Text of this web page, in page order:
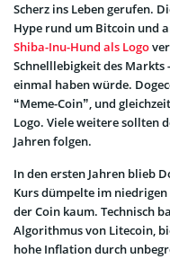
Scherz ins Leben gerufen.
Hype rund um Bitcoin und
Shiba-Inu-Hund als Logo
Schnelllebigkeit des Markts
einmal haben würde.
“Meme-Coin”, und
Logo. Viele weitere sollten
Jahren folgen.
In den ersten Jahren blieb
Kurs dümpelte im
der Coin kaum. Technisch
Algorithmus von Litecoin,
hohe Inflation durch